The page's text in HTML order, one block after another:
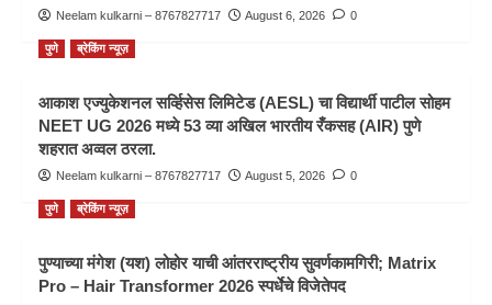
Neelam kulkarni – 8767827717 August 6, 2026 0
पुणे ब्रेकिंग न्यूज़
आकाश एज्युकेशनल सर्व्हिसेस लिमिटेड (AESL) चा विद्यार्थी पाटील सोहम
NEET UG 2026 मध्ये 53 व्या अखिल भारतीय रँकसह (AIR) पुणे
शहरात अव्वल ठरला.
Neelam kulkarni – 8767827717 August 5, 2026 0
पुणे ब्रेकिंग न्यूज़
पुण्याच्या मंगेश (यश) लोहोर याची आंतरराष्ट्रीय सुवर्णकामगिरी; Matrix
Pro – Hair Transformer 2026 स्पर्धेचे विजेतेपद